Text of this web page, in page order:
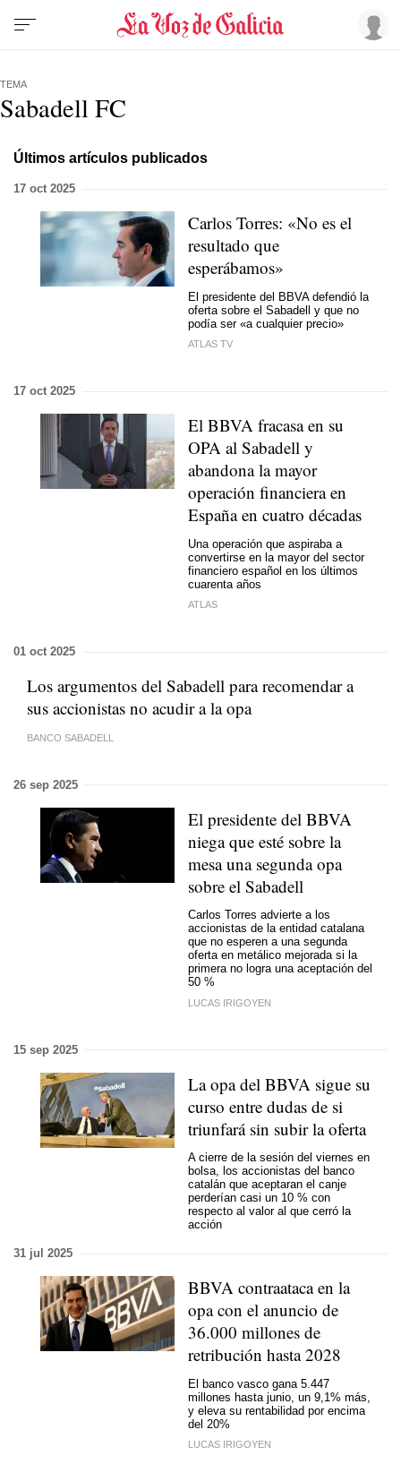
TEMA
Sabadell FC
Últimos artículos publicados
17 oct 2025
Carlos Torres: «No es el
resultado que
esperábamos»
El presidente del BBVA defendió la
oferta sobre el Sabadell y que no
podía ser «a cualquier precio»
ATLAS TV
17 oct 2025
El BBVA fracasa en su
OPA al Sabadell y
abandona la mayor
operación financiera en
España en cuatro décadas
Una operación que aspiraba a
convertirse en la mayor del sector
financiero español en los últimos
cuarenta años
ATLAS
01 oct 2025
Los argumentos del Sabadell para recomendar a
sus accionistas no acudir a la opa
BANCO SABADELL
26 sep 2025
El presidente del BBVA
niega que esté sobre la
mesa una segunda opa
sobre el Sabadell
Carlos Torres advierte a los
accionistas de la entidad catalana
que no esperen a una segunda
oferta en metálico mejorada si la
primera no logra una aceptación del
50 %
LUCAS IRIGOYEN
15 sep 2025
La opa del BBVA sigue su
curso entre dudas de si
triunfará sin subir la oferta
A cierre de la sesión del viernes en
bolsa, los accionistas del banco
catalán que aceptaran el canje
perderían casi un 10 % con
respecto al valor al que cerró la
acción
31 jul 2025
BBVA contraataca en la
opa con el anuncio de
36.000 millones de
retribución hasta 2028
El banco vasco gana 5.447
millones hasta junio, un 9,1% más,
y eleva su rentabilidad por encima
del 20%
LUCAS IRIGOYEN